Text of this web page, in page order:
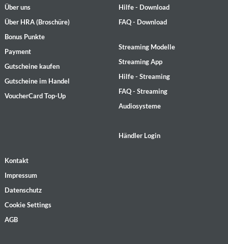
Über uns
Über HRA (Broschüre)
Bonus Punkte
Payment
Gutscheine kaufen
Gutscheine im Handel
VoucherCard Top-Up
Hilfe - Download
FAQ - Download
Streaming Modelle
Streaming App
Hilfe - Streaming
FAQ - Streaming
Audiosysteme
Händler Login
Kontakt
Impressum
Datenschutz
Cookie Settings
AGB